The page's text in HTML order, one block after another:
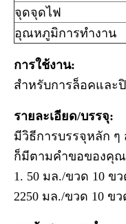
จุดจุดไฟ
อุณหภูมิการทํางาน
การใช้งาน:
สําหรับการล็อคและ
รายละเอียด/บรรจุ:
มีวิธีการบรรจุหลัก ๆ
ก็มีตามคําขอของคุ
1. 50 มล./ขวด 10 ข
2250 มล./ขวด 10 ข